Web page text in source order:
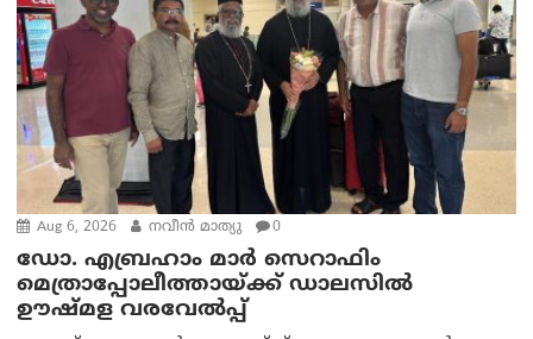
Aug 6, 2026 നവീൻ മാത്യു 0
ഡോ. എബ്രഹാം മാർ സെറാഫിം
മെത്രാപ്പോലീത്തായ്ക്ക് ഡാലസിൽ
ഊഷ്മള വരവേൽപ്പ്